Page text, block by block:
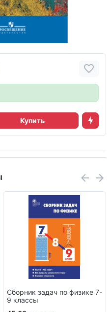
Купить
Сборник задач по физике 7-
9 классы